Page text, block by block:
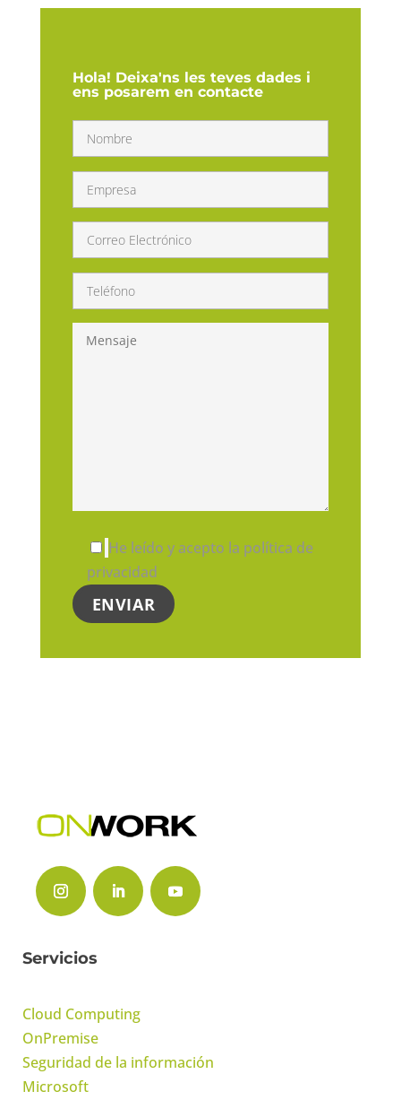
Hola! Deixa'ns les teves dades i
ens posarem en contacte
He leído y acepto la política de
privacidad
Servicios
Cloud Computing
OnPremise
Seguridad de la información
Microsoft